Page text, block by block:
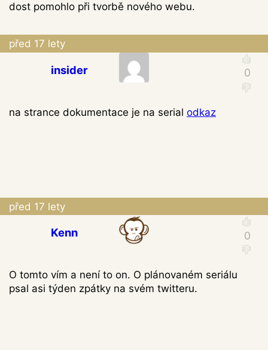
dost pomohlo při tvorbě nového webu.
před 17 lety
insider
na strance dokumentace je na serial odkaz
před 17 lety
Kenn
O tomto vím a není to on. O plánovaném seriálu
psal asi týden zpátky na svém twitteru.